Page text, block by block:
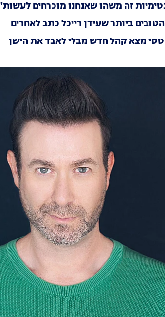
זה משהו שאנחנו מוכרחים
ביותר שעידן רייכל כתב לאחרים
טסי מצא קהל חדש מבלי לאבד את הישן